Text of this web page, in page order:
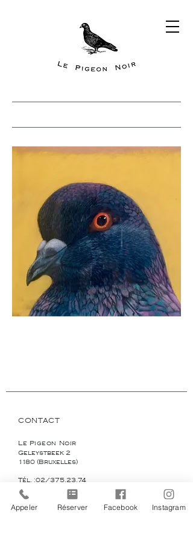
CONTACT
Le Pigeon Noir
Geleystbeek 2
1180 (Bruxelles)
Tél. :02/375.23.74
lepigeonnoir@gmail.com
HEURES D'OUVERTURE
Appeler Réserver Facebook Instagram